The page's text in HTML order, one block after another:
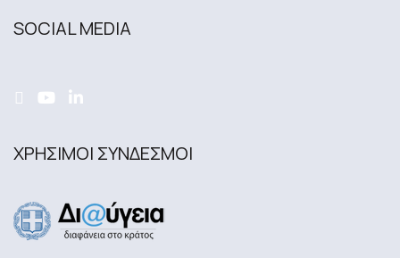
SOCIAL MEDIA
ΧΡΗΣΙΜΟΙ ΣΥΝΔΕΣΜΟΙ